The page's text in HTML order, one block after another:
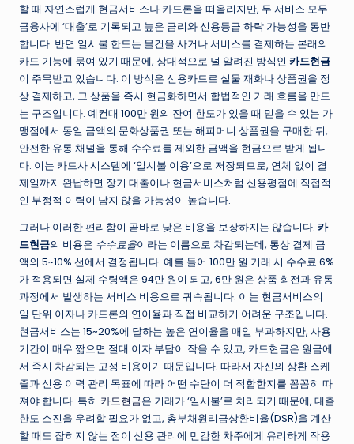
할 때 자연스럽게 현금서비스나 카드론을 떠올리지만, 두 서비스 모두
금융사에 ‘대출’로 기록되고 높은 금리와 신용등급 하락 가능성을 동반
합니다. 반면 일시불 한도는 물건을 사거나 서비스를 결제하는 본래의
카드 기능에 묶여 있기 때문에, 상대적으로 덜 알려진 방식인 카드현금
이 주목받고 있습니다. 이 방식은 신용카드로 실물 재화나 상품권을 정
상 결제하고, 그 상품을 즉시 현금화하면서 합법적인 거래 흐름을 만드
는 구조입니다. 예컨대 100만 원의 잔여 한도가 있을 때 믿을 수 있는 가
맹점에서 동일 금액의 문화상품권 또는 해피머니 상품권을 구매한 뒤,
안전한 유통 채널을 통해 수수료를 제외한 금액을 현금으로 받게 됩니
다. 이는 카드사 시스템에 ‘일시불 이용’으로 저장되므로, 연체 없이 결
제일까지 완납하면 장기 대출이나 현금서비스처럼 신용평점에 직접적
인 부정적 이력이 남지 않을 가능성이 높습니다.
그러나 이러한 편리함이 곧바로 낮은 비용을 보장하지는 않습니다. 카
드현금의 비용은 수수료율이라는 이름으로 차감되는데, 통상 결제 금
액의 5~10% 선에서 결정됩니다. 예를 들어 100만 원 거래 시 수수료 6%
가 적용되면 실제 수령액은 94만 원이 되고, 6만 원은 상품 회전과 유통
과정에서 발생하는 서비스 비용으로 귀속됩니다. 이는 현금서비스의
일 단위 이자나 카드론의 연이율과 직접 비교하기 어려운 구조입니다.
현금서비스는 15~20%에 달하는 높은 연이율을 매일 부과하지만, 사용
기간이 매우 짧으면 절대 이자 부담이 작을 수 있고, 카드현금은 원금에
서 즉시 차감되는 고정 비용이기 때문입니다. 따라서 자신의 상환 스케
줄과 신용 이력 관리 목표에 따라 어떤 수단이 더 적합한지를 꼼꼼히 따
져야 합니다. 특히 카드현금은 거래가 ‘일시불’로 처리되기 때문에, 대출
한도 소진을 우려할 필요가 없고, 총부채원리금상환비율(DSR)을 계산
할 때도 잡히지 않는 점이 신용 관리에 민감한 차주에게 유리하게 작용